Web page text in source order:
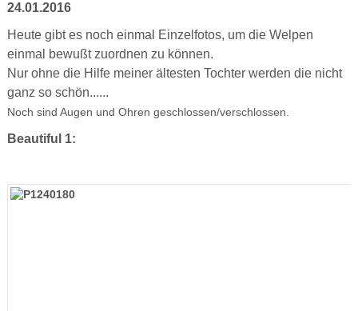
24.01.2016
Heute gibt es noch einmal Einzelfotos, um die Welpen
einmal bewußt zuordnen zu können.
Nur ohne die Hilfe meiner ältesten Tochter werden die nicht
ganz so schön......
Noch sind Augen und Ohren geschlossen/verschlossen.
Beautiful 1: